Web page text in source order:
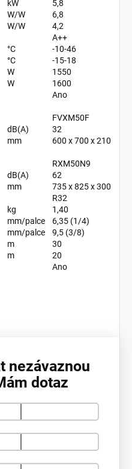
kW
5,8
W/W
6,8
W/W
4,2
A++
°C
-10-46
°C
-15-18
W
1550
W
1600
Ano
FVXM50F
dB(A)
32
mm 600 x 700 x 210
RXM50N9
dB(A)
62
mm
735 x 825 x 300
R32
kg
1,40
mm/palce
6,35 (1/4)
mm/palce
9,5 (3/8)
m
30
m
20
Ano
nezávaznou
dotaz